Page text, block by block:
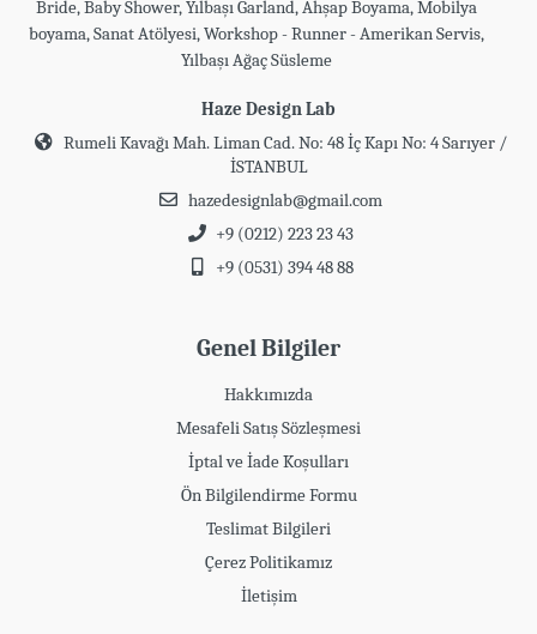
Bride, Baby Shower, Yılbaşı Garland, Ahşap Boyama, Mobilya
boyama, Sanat Atölyesi, Workshop - Runner - Amerikan Servis,
Yılbaşı Ağaç Süsleme
Haze Design Lab
Rumeli Kavağı Mah. Liman Cad. No: 48 İç Kapı No: 4 Sarıyer /
İSTANBUL
hazedesignlab@gmail.com
+9 (0212) 223 23 43
+9 (0531) 394 48 88
Genel Bilgiler
Hakkımızda
Mesafeli Satış Sözleşmesi
İptal ve İade Koşulları
Ön Bilgilendirme Formu
Teslimat Bilgileri
Çerez Politikamız
İletişim